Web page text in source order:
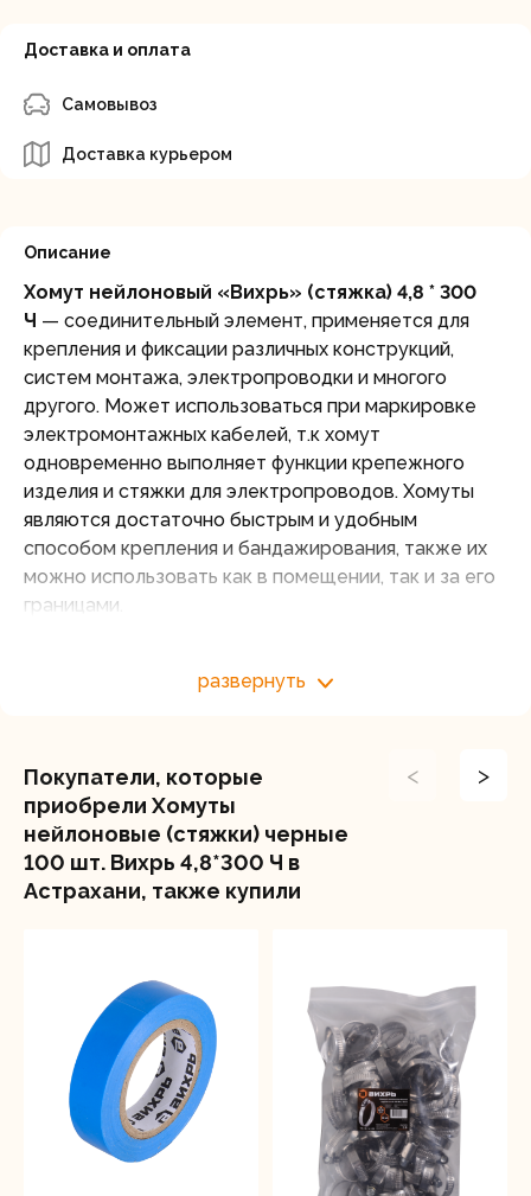
Доставка и оплата
Самовывоз
Доставка курьером
Описание
Хомут нейлоновый «Вихрь» (стяжка) 4,8 * 300
Ч — соединительный элемент, применяется для
крепления и фиксации различных конструкций,
систем монтажа, электропроводки и многого
другого. Может использоваться при маркировке
электромонтажных кабелей, т.к хомут
одновременно выполняет функции крепежного
изделия и стяжки для электропроводов. Хомуты
являются достаточно быстрым и удобным
способом крепления и бандажирования, также их
можно использовать как в помещении, так и за его
границами.
Устойчив к ультрафиолету
Эластичность
Разрывопрочность кг/см3>200
Поставляется пакетами по 100 шт.
развернуть
Покупатели, которые
приобрели Хомуты
нейлоновые (стяжки) черные
100 шт. Вихрь 4,8*300 Ч в
Астрахани, также купили
< >